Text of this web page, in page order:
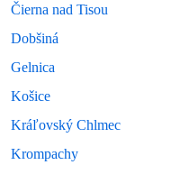
Čierna nad Tisou
Dobšiná
Gelnica
Košice
Kráľovský Chlmec
Krompachy